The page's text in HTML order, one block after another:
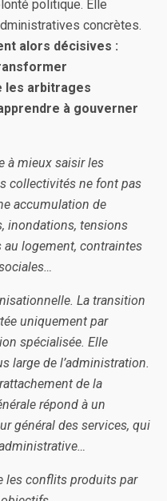
politique. Elle
concrètes.
alors décisives :
les arbitrages
à gouverner
à mieux saisir les
collectivités ne font pas
accumulation de
inondations, tensions
au logement, contraintes
La transition
uniquement par
spécialisée. Elle
large de l’administration.
de la
répond à un
général des services, qui
les conflits produits par